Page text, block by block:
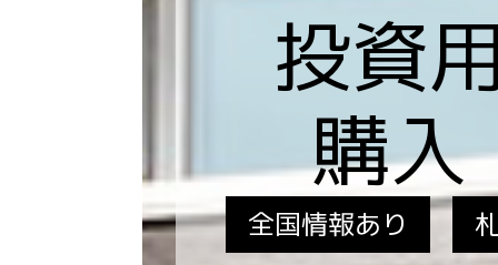
携帯SIM取扱い
投資
購入
全国情報あり